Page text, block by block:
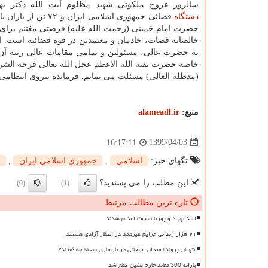
سالروز عروج ملکوتی شهید مظلوم آیت الله دکتر
دستگاه
قضائی جمهوری اسلامی ایران و
حضرت امام خمینی (رحمت الله علیه) فرصتی مغتنم
خالصانه قضات، خادمان و معتمدین در قوه قضائیه است.
به حضرت عالی، مسئولین و تمامی مقامات عالی رتبه
خاصه حضرت بقیه الله الاعظم عجل الله تعالی فرجه
(مدظله العالی) مسئلت می نمایم. فرمانده نیروی
منبع: alameadl.ir
1399/04/03
16:17:11
تگهای خبر:
اسلامی جمهوری اسلامی ایران
این مطلب را می پسندید؟ (1)
(0)
تازه ترین مطالب مرتبط
امید بهزاد و پوریا صفوت اعدام شدند
۲۱ هزار زندانی جرایم غیرعمد در انتظار آزادی هستند
متهمان پرونده میدان علیخانی در بازسازی صحنه چه گفتند؟
یارانه 300 معاند خارج نشین قطع شد